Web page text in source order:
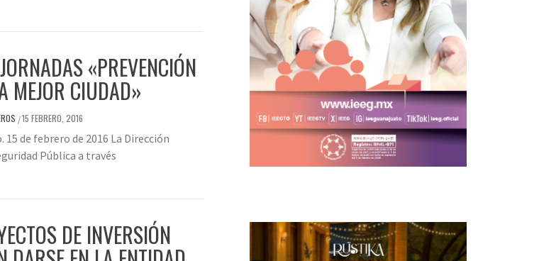
«PREVENCIÓN
MEJOR CIUDAD»
/15 FEBRERO, 2016
15 de febrero de 2016 La Dirección
Pública a través
DE INVERSIÓN